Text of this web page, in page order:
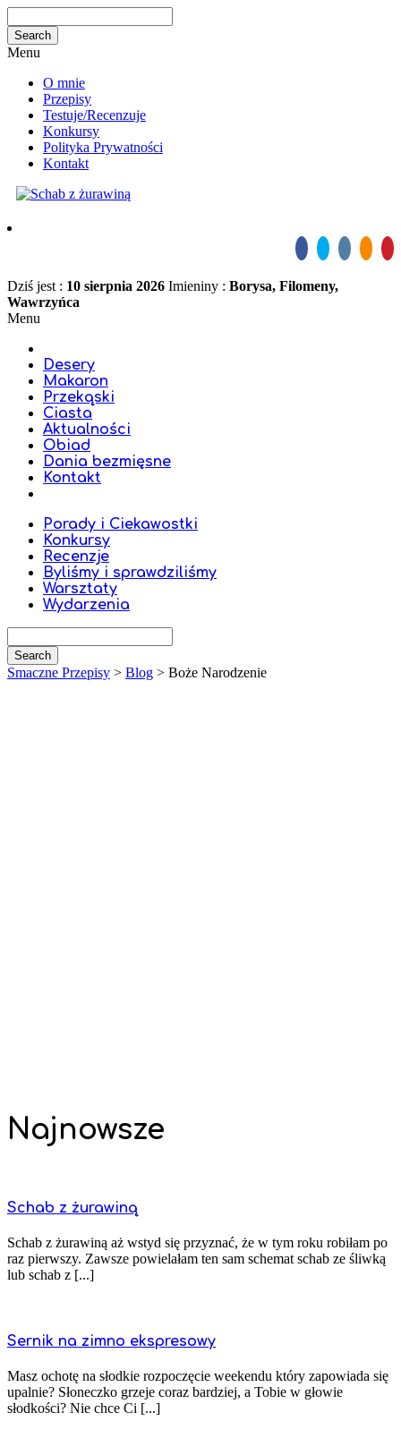
Menu
O mnie
Przepisy
Testuje/Recenzuje
Konkursy
Polityka Prywatności
Kontakt
Dziś jest : 10 sierpnia 2026 Imieniny : Borysa, Filomeny,
Wawrzyńca
Menu
Desery
Makaron
Przekąski
Ciasta
Aktualności
Obiad
Dania bezmięsne
Kontakt
Porady i Ciekawostki
Konkursy
Recenzje
Byliśmy i sprawdziliśmy
Warsztaty
Wydarzenia
Smaczne Przepisy > Blog > Boże Narodzenie
Najnowsze
Schab z żurawiną
Schab z żurawiną aż wstyd się przyznać, że w tym roku robiłam po
raz pierwszy. Zawsze powielałam ten sam schemat schab ze śliwką
lub schab z [...]
Sernik na zimno ekspresowy
Masz ochotę na słodkie rozpoczęcie weekendu który zapowiada się
upalnie? Słoneczko grzeje coraz bardziej, a Tobie w głowie
słodkości? Nie chce Ci [...]